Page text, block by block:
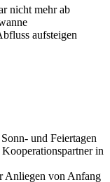
oder Hochdruck